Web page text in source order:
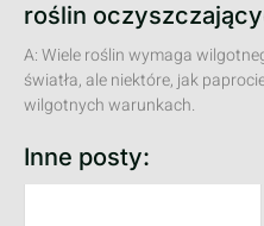
roślin
A: Wiele roślin wymaga
światła, ale niektóre, jak
wilgotnych warunkach.
Inne posty: